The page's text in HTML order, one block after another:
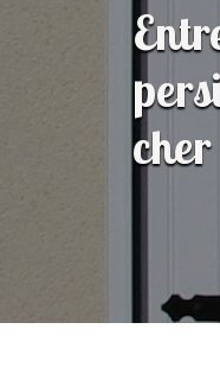
cher